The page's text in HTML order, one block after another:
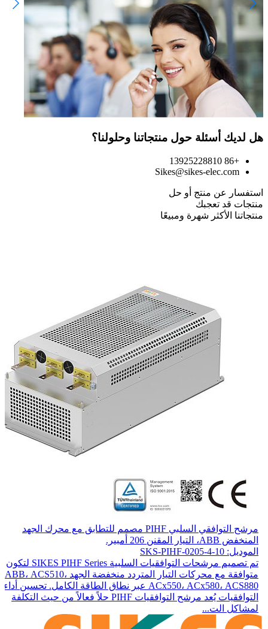
هل لديك أسئلة حول منتجاتنا وحلولنا؟
+86 13925228810
Sikes@sikes-elec.com
استفسار عن منتج أو حل
منتجات قد تعجبك
منتجاتنا الأكثر شهرة ومبيعًا
مرشح التوافقي السلبي PIHF مصمم للتطابق مع محرك الجهد
المنخفض ABB، التيار المقنن 206 أمبير.
الموديل: SKS-PIHF-0205-4-10
تم تصميم مرشحات التوافقيات السلبية SIKES PIHF Series لتكون
متوافقة مع محركات التيار المتردد منخفضة الجهد ABB، ACS510،
ACx550، ACx580، ACS880 عبر نطاق الطاقة الكامل. تحسين أداء
التوافقيات يُعد مرشح التوافقيات PIHF حلاً فعالاً من حيث التكلفة
لمشاكل الت...